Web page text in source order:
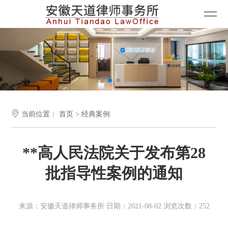
 当前位置：首页 >经典案例
**高人民法院关于发布第28
批指导性案例的通知
来源：安徽天道律师事务所 日期：2021-08-02 浏览次数：252